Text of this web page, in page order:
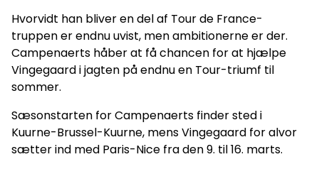
Hvorvidt han bliver en del af Tour de France-
truppen er endnu uvist, men ambitionerne er der.
Campenaerts håber at få chancen for at hjælpe
Vingegaard i jagten på endnu en Tour-triumf til
sommer.
Sæsonstarten for Campenaerts finder sted i
Kuurne-Brussel-Kuurne, mens Vingegaard for alvor
sætter ind med Paris-Nice fra den 9. til 16. marts.